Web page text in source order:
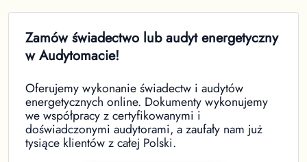
Zamów świadectwo lub audyt energetyczny
w Audytomacie!
Oferujemy wykonanie świadectw i audytów
energetycznych online. Dokumenty wykonujemy
we współpracy z certyfikowanymi i
doświadczonymi audytorami, a zaufały nam już
tysiące klientów z całej Polski.